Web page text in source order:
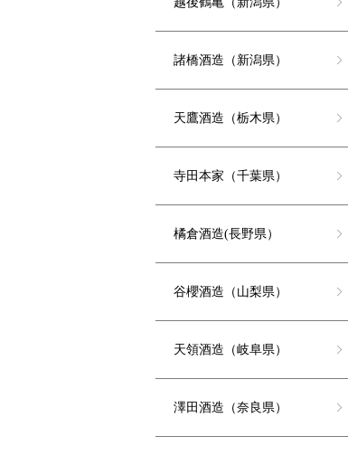
諸橋酒造（新潟県）
天鷹酒造（栃木県）
寺田本家（千葉県）
橘倉酒造(長野県）
谷櫻酒造（山梨県）
天領酒造（岐阜県）
澤田酒造（奈良県）